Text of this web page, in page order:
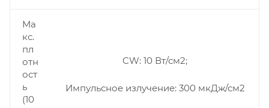
Ма
кс.
пл
отн
ост
ь
(10
CW: 10 Вт/см2;
Импульсное излучение: 300 мкДж/см2